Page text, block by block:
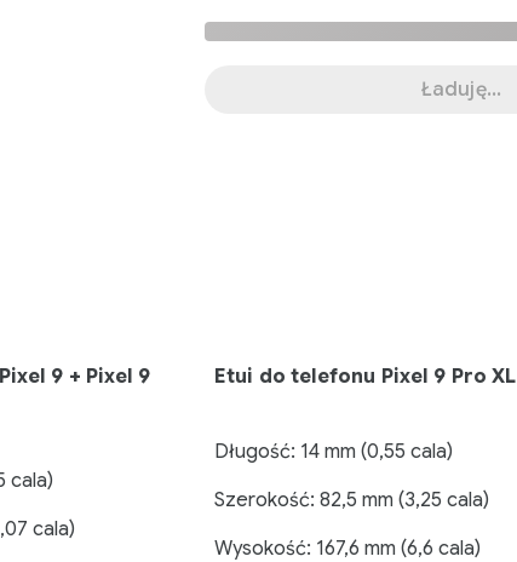
Ładuję...
9 + Pixel 9
cala)
cala)
Etui do telefonu Pixel 9 Pro XL
Długość: 14 mm (0,55 cala)
Szerokość: 82,5 mm (3,25 cala)
Wysokość: 167,6 mm (6,6 cala)